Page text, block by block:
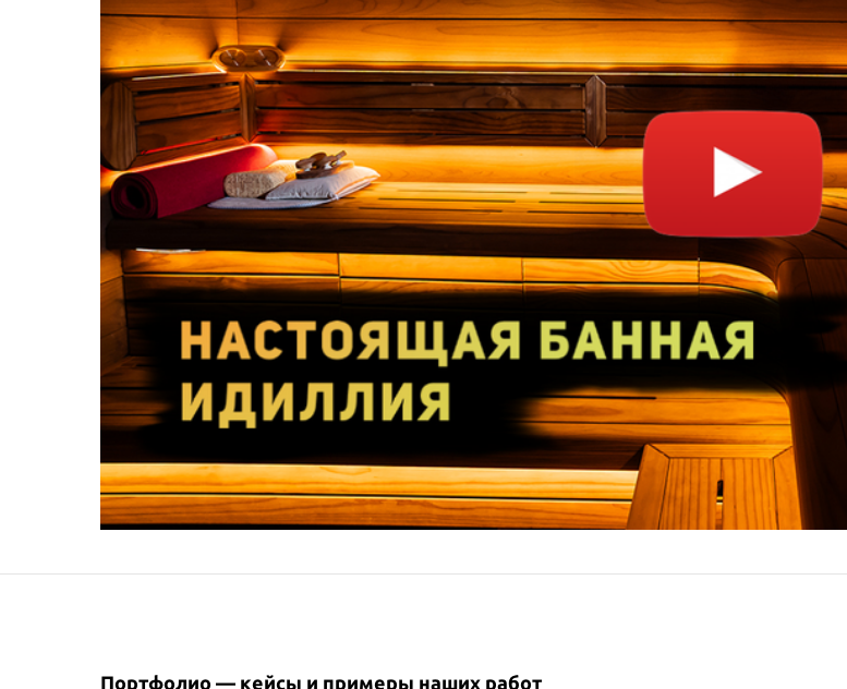
Портфолио — кейсы и примеры наших работ